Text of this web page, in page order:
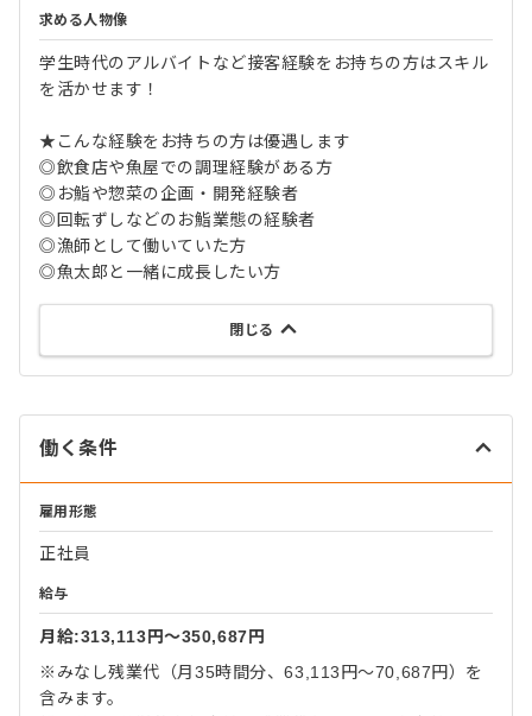
求める人物像
学生時代のアルバイトなど接客経験をお持ちの方はスキル
を活かせます！
★こんな経験をお持ちの方は優遇します
◎飲食店や魚屋での調理経験がある方
◎お鮨や惣菜の企画・開発経験者
◎回転ずしなどのお鮨業態の経験者
◎漁師として働いていた方
◎魚太郎と一緒に成長したい方
閉じる
働く条件
雇用形態
正社員
給与
月給:313,113円〜350,687円
※みなし残業代（月35時間分、63,113円～70,687円）を
含みます。